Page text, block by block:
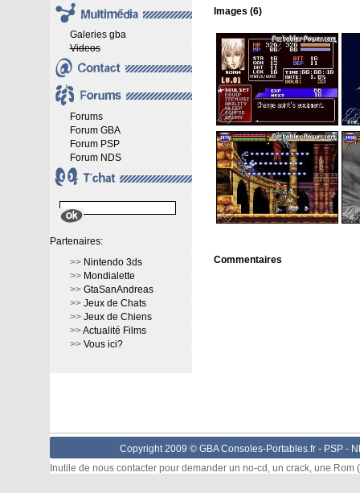
Galeries gba
Videos
Forums
Forum GBA
Forum PSP
Forum NDS
Partenaires:
>> Nintendo 3ds
>> Mondialette
>> GtaSanAndreas
>> Jeux de Chats
>> Jeux de Chiens
>>Actualité Films
>> Vous ici?
Images (6)
Commentaires
Copyright 2009 © GBA Consoles-Portables.fr - PSP-
Inutile de nous contacter pour demander un no-cd, un crack, une